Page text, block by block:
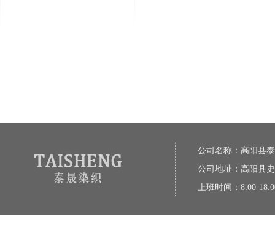
公司名称：高阳县
公司地址：高阳县
上班时间：8:00-